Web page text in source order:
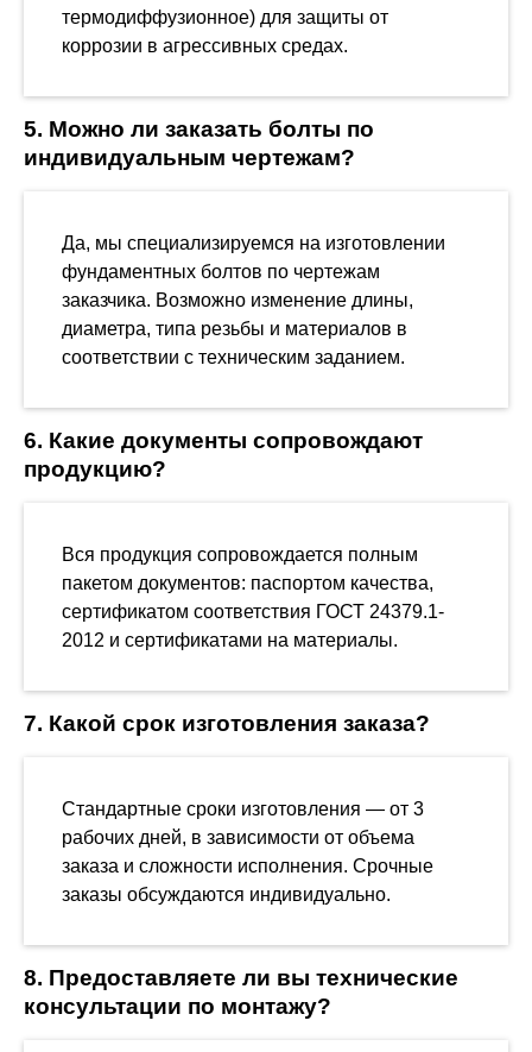
термодиффузионное) для защиты от
коррозии в агрессивных средах.
5. Можно ли заказать болты по
индивидуальным чертежам?
Да, мы специализируемся на изготовлении
фундаментных болтов по чертежам
заказчика. Возможно изменение длины,
диаметра, типа резьбы и материалов в
соответствии с техническим заданием.
6. Какие документы сопровождают
продукцию?
Вся продукция сопровождается полным
пакетом документов: паспортом качества,
сертификатом соответствия ГОСТ 24379.1-
2012 и сертификатами на материалы.
7. Какой срок изготовления заказа?
Стандартные сроки изготовления — от 3
рабочих дней, в зависимости от объема
заказа и сложности исполнения. Срочные
заказы обсуждаются индивидуально.
8. Предоставляете ли вы технические
консультации по монтажу?